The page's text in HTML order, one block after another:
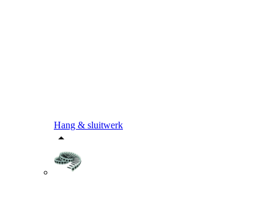
Hang & sluitwerk